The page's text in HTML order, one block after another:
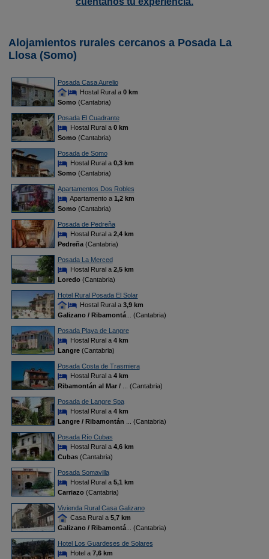
Alojamientos rurales cercanos a Posada La
Llosa (Somo)
Posada Casa Aurelio
Hostal Rural a 0 km
Somo(Cantabria)
Posada El Cuadrante
Hostal Rural a 0 km
Somo(Cantabria)
Posada de Somo
Hostal Rural a 0,3 km
Somo(Cantabria)
Apartamentos Dos Robles
Apartamento a 1,2 km
Somo(Cantabria)
Posada de Pedreña
Hostal Rural a 2,4 km
Pedreña(Cantabria)
Posada La Merced
Hostal Rural a 2,5 km
Loredo(Cantabria)
Hotel Rural Posada El Solar
Hostal Rural a 3,9 km
Galizano / Ribamontá... (Cantabria)
Posada Playa de Langre
Hostal Rural a 4 km
Langre(Cantabria)
Posada Costa de Trasmiera
Hostal Rural a 4 km
Ribamontán al Mar /
... (Cantabria)
Posada de Langre Spa
Hostal Rural a 4 km
Langre / Ribamontán
... (Cantabria)
Posada Río Cubas
Hostal Rural a 4,6 km
Cubas(Cantabria)
Posada Somavilla
Hostal Rural a 5,1 km
Carriazo(Cantabria)
Vivienda Rural Casa Galizano
Casa Rural a 5,7 km
Galizano / Ribamontá... (Cantabria)
Hotel Los Guardeses de Solares
Hotel a 7,6 km